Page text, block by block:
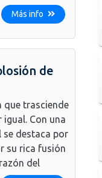
Más info
de
que trasciende
Con una
se destaca por
su rica fusión
del